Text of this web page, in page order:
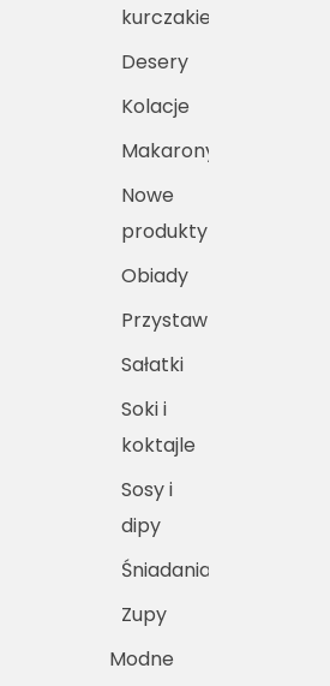
kurczakiem
Desery
Kolacje
Makarony
Nowe
produkty
Obiady
Przystawki
Sałatki
Soki i
koktajle
Sosy i
dipy
Śniadania
Zupy
Modne